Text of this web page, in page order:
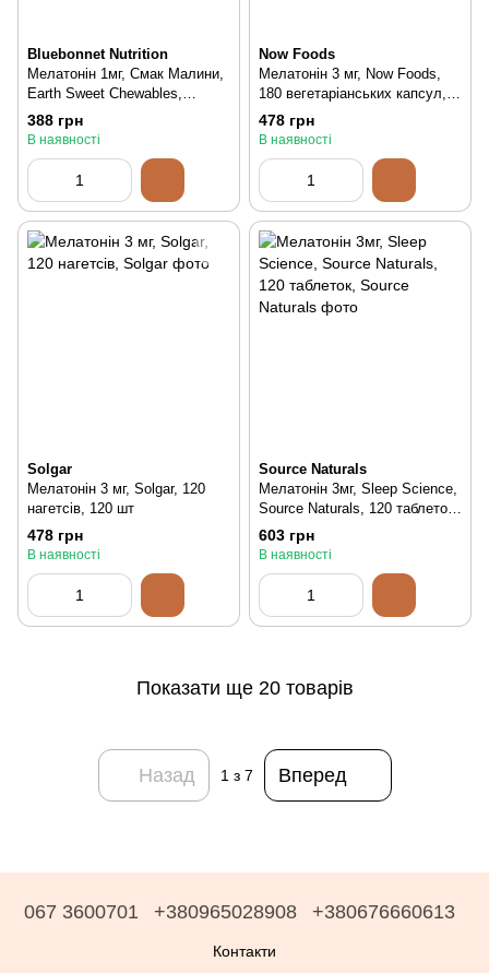
Bluebonnet Nutrition
Мелатонін 1мг, Смак Малини,
Earth Sweet Chewables,
Bluebonnet Nutrition, 60
жувальних таблеток, 60 шт
388 грн
В наявності
Now Foods
Мелатонін 3 мг, Now Foods,
180 вегетаріанських капсул,
180 шт
478 грн
В наявності
Solgar
Мелатонін 3 мг, Solgar, 120
нагетсів, 120 шт
478 грн
В наявності
Source Naturals
Мелатонін 3мг, Sleep Science,
Source Naturals, 120 таблеток,
120 шт
603 грн
В наявності
Показати ще 20 товарів
Назад 1з 7 Вперед
067 3600701 +380965028908 +380676660613
Контакти